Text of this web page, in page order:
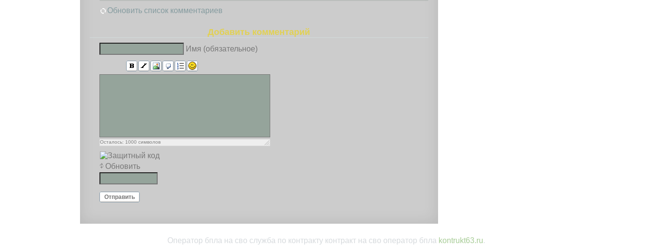
Обновить список комментариев
Добавить комментарий
Имя (обязательное)
Осталось: 1000 символов
Обновить
Отправить
Оператор бпла на сво служба по контракту контракт на сво оператор бпла kontrukt63.ru.